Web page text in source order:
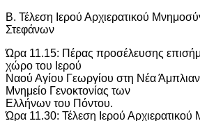
Β. Τέλεση Ιερού Αρχιερατικού
Στεφάνων
Ώρα 11.15: Πέρας προσέλευσης
χώρο του Ιερού
Ναού Αγίου Γεωργίου στη Νέα
Μνημείο Γενοκτονίας των
Ελλήνων του Πόντου.
Ώρα 11.30: Τέλεση Ιερού